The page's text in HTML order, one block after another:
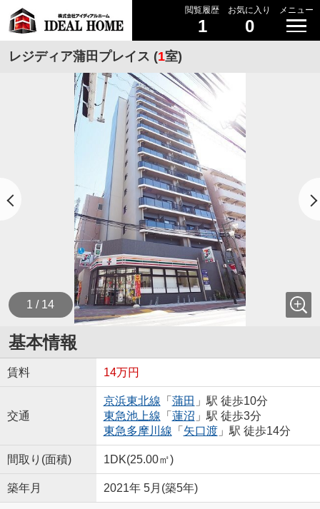
閲覧履歴
1
お気に入り
0
メニュー
レジディア蒲田プレイス (1室)
1 / 14
基本情報
賃料 14万円
交通
京浜東北線 「 蒲田 」駅 徒歩10分
東急池上線 「 蓮沼 」駅 徒歩3分
東急多摩川線 「 矢口渡」駅 徒歩14分
間取り(面積) 1DK(25.00㎡)
築年月 2021年 5月(築5年)